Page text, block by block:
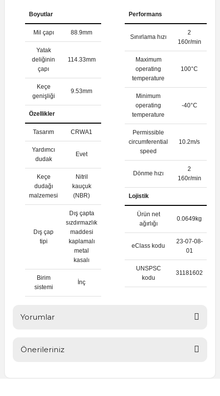
Boyutlar
Mil çapı 88.9mm
Yatak
deliğinin
çapı
114.33mm
Keçe
genişliği
9.53mm
Özellikler
Tasarım CRWA1
Yardımcı
dudak
Evet
Keçe
dudağı
malzemesi
Nitril
kauçuk
(NBR)
Dış çap
tipi
Dış çapta
sızdırmazlık
maddesi
kaplamalı
metal
kasalı
Birim
sistemi
İnç
Performans
Sınırlama hızı
2
160r/min
Maximum
operating
temperature
100°C
Minimum
operating
temperature
-40°C
Permissible
circumferential
speed
10.2m/s
Dönme hızı
2
160r/min
Lojistik
Ürün net
ağırlığı
0.0649kg
eClass kodu
23-07-08-
01
UNSPSC
kodu
31181602
Yorumlar
Önerileriniz